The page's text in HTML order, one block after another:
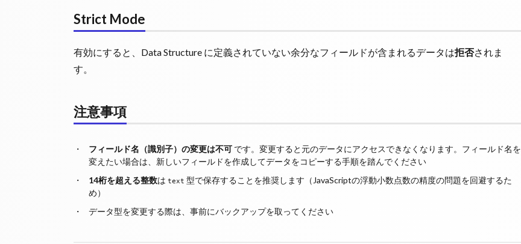
Strict Mode
有効にすると、Data Structure に定義されていない余分なフィールドが含まれるデータは拒否されま
す。
注意事項
フィールド名（識別子）の変更は不可 です。変更すると元のデータにアクセスできなくなります。フィールド名を
変えたい場合は、新しいフィールドを作成してデータをコピーする手順を踏んでください
14桁を超える整数は text 型で保存することを推奨します（JavaScriptの浮動小数点数の精度の問題を回避するた
め）
データ型を変更する際は、事前にバックアップを取ってください